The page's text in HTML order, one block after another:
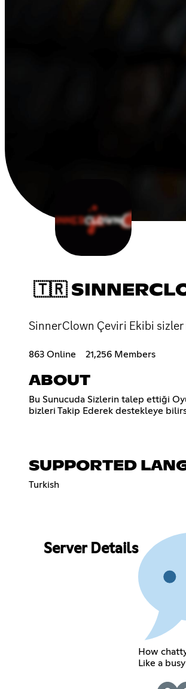
🇹🇷
SinnerClown Çeviri Ekibi
863 Online 21,256 Members
ABOUT
Bu Sunucuda Sizlerin talep ettiği
bizleri Takip Ederek destekleye
SUPPORTED
Turkish
Server Details
How
Like a